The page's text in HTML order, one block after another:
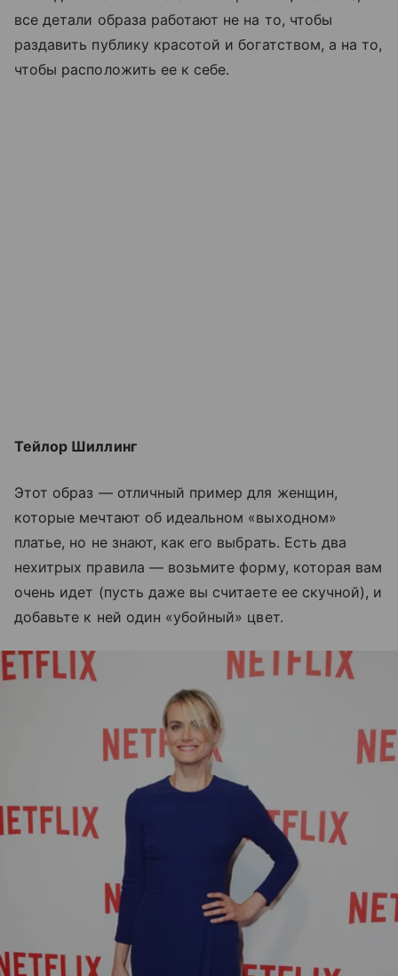
все детали образа работают не на то, чтобы
раздавить публику красотой и богатством, а на то,
чтобы расположить ее к себе.
Тейлор Шиллинг
Этот образ — отличный пример для женщин,
которые мечтают об идеальном «выходном»
платье, но не знают, как его выбрать. Есть два
нехитрых правила — возьмите форму, которая вам
очень идет (пусть даже вы считаете ее скучной), и
добавьте к ней один «убойный» цвет.